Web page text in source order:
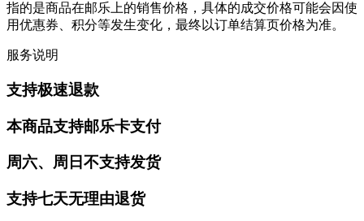
指的是商品在邮乐上的销售价格，具体的成交价格可能会因使
用优惠券、积分等发生变化，最终以订单结算页价格为准。
服务说明
支持极速退款
本商品支持邮乐卡支付
周六、周日不支持发货
支持七天无理由退货